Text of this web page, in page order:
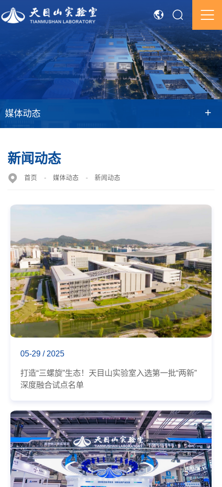
媒体动态 +
新闻动态
首页 - 媒体动态 - 新闻动态
05-29 / 2025
打造“三螺旋”生态！天目山实验室入选第一批“两新”
深度融合试点名单